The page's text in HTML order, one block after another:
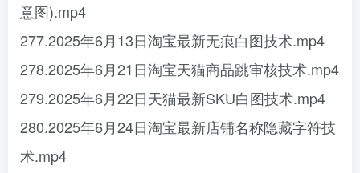
意图).mp4
277.2025年6月13日淘宝最新无痕白图技术.mp4
278.2025年6月21日淘宝天猫商品跳审核技术.mp4
279.2025年6月22日天猫最新SKU白图技术.mp4
280.2025年6月24日淘宝最新店铺名称隐藏字符技
术.mp4